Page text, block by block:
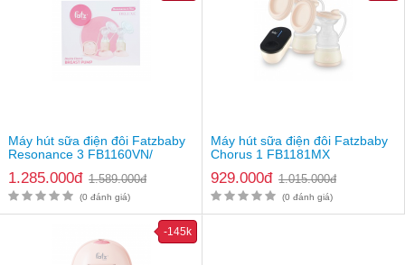
8 bước lắp máy hút sữa Fatzbaby Handy 2 FB1010VN
FB1010VN
Rửa sạch và tiệt trùng các bộ phận của máy sữa Fatzbaby
Mẹ có thể chườm nóng và mát xa nhẹ nhàng trước khi hút
Máy hút sữa điện đôi Fatzbaby
Resonance 3 FB1160VN/
1.285.000đ 1.589.000đ
(0 đánh giá)
Máy hút sữa điện đôi Fatzbaby
Chorus 1 FB1181MX
929.000đ 1.015.000đ
(0 đánh giá)
-145k